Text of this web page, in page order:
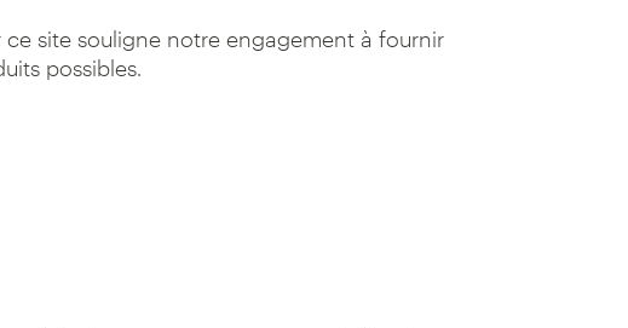
site souligne notre engagement à fournir
possibles.